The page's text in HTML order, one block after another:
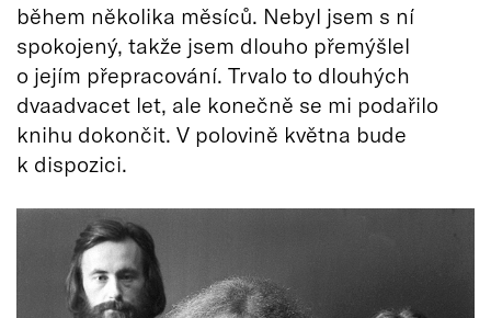
během několika měsíců. Nebyl jsem s ní
spokojený, takže jsem dlouho přemýšlel
o jejím přepracování. Trvalo to dlouhých
dvaadvacet let, ale konečně se mi podařilo
knihu dokončit. V polovině května bude
k dispozici.